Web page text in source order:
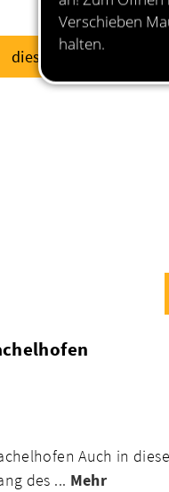
diese Woche
Auch in
des ... Mehr